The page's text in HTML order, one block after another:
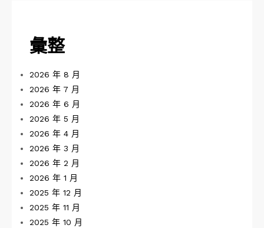
彙整
2026 年 8 月
2026 年 7 月
2026 年 6 月
2026 年 5 月
2026 年 4 月
2026 年 3 月
2026 年 2 月
2026 年 1 月
2025 年 12 月
2025 年 11 月
2025 年 10 月